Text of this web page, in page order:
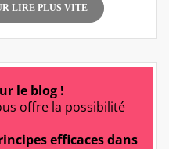
LIRE PLUS VITE